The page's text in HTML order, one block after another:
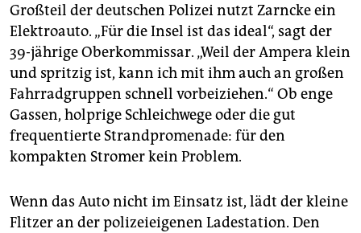
Großteil der deutschen Polizei nutzt Zarncke ein
Elektroauto. „Für die Insel ist das ideal“, sagt der
39-jährige Oberkommissar. „Weil der Ampera klein
und spritzig ist, kann ich mit ihm auch an großen
Fahrradgruppen schnell vorbeiziehen.“ Ob enge
Gassen, holprige Schleichwege oder die gut
frequentierte Strandpromenade: für den
kompakten Stromer kein Problem.
Wenn das Auto nicht im Einsatz ist, lädt der kleine
Flitzer an der polizeieigenen Ladestation. Den